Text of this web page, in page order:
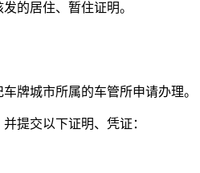
的居住、暂住证明。
牌城市所属的车管所申请办理。
提交以下证明、凭证：